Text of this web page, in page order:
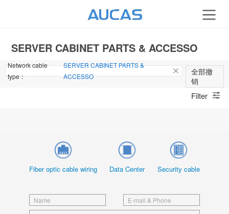
SERVER CABINET PARTS & ACCESSO
Network cable
type：
SERVER CABINET PARTS &
ACCESSO
全部撤
销
Filter
Fiber optic cable wiring Data Center Security cable